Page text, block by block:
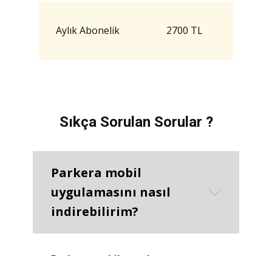
Aylık Abonelik 2700 TL
Sıkça Sorulan Sorular ?
Parkera mobil
uygulamasını nasıl
indirebilirim?